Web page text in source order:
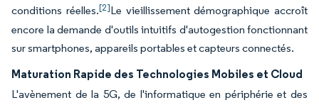
conditions réelles.[2]Le vieillissement démographique accroît
encore la demande d'outils intuitifs d'autogestion fonctionnant
sur smartphones, appareils portables et capteurs connectés.
Maturation Rapide des Technologies Mobiles et Cloud
L'avènement de la 5G, de l'informatique en périphérie et des